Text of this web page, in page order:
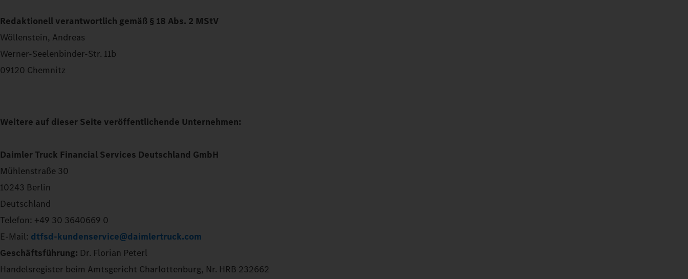
Redaktionell verantwortlich gemäß § 18 Abs. 2 MStV
Wöllenstein, Andreas
Werner-Seelenbinder-Str. 11b
09120 Chemnitz
Weitere auf dieser Seite veröffentlichende Unternehmen:
Daimler Truck Financial Services Deutschland GmbH
Mühlenstraße 30
10243 Berlin
Deutschland
Telefon: +49 30 3640669 0
E-Mail: dtfsd-kundenservice@daimlertruck.com
Geschäftsführung: Dr. Florian Peterl
Handelsregister beim Amtsgericht Charlottenburg, Nr. HRB 232662